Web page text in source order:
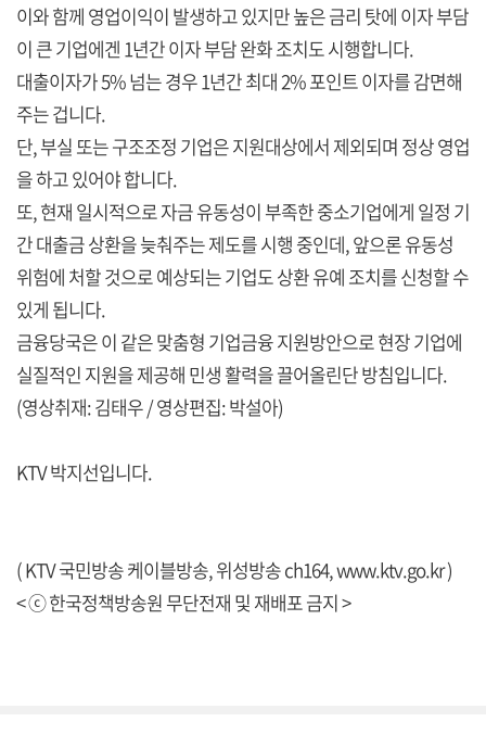
이와 함께 영업이익이 발생하고 있지만 높은 금리 탓에 이자 부담
이 큰 기업에겐 1년간 이자 부담 완화 조치도 시행합니다.
대출이자가 5% 넘는 경우 1년간 최대 2% 포인트 이자를 감면해
주는 겁니다.
단, 부실 또는 구조조정 기업은 지원대상에서 제외되며 정상 영업
을 하고 있어야 합니다.
또, 현재 일시적으로 자금 유동성이 부족한 중소기업에게 일정 기
간 대출금 상환을 늦춰주는 제도를 시행 중인데, 앞으론 유동성
위험에 처할 것으로 예상되는 기업도 상환 유예 조치를 신청할 수
있게 됩니다.
금융당국은 이 같은 맞춤형 기업금융 지원방안으로 현장 기업에
실질적인 지원을 제공해 민생 활력을 끌어올린단 방침입니다.
(영상취재: 김태우 / 영상편집: 박설아)
KTV 박지선입니다.
( KTV 국민방송 케이블방송, 위성방송 ch164,www.ktv.go.kr)
< ⓒ 한국정책방송원 무단전재 및 재배포 금지 >